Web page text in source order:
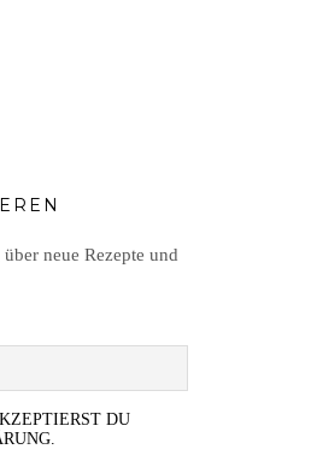
neue Rezepte und
DU